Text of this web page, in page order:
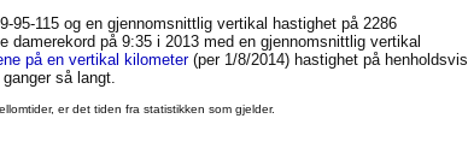
95-115 og en gjennomsnittlig vertikal hastighet på 2286
damerekord på 9:35 i 2013 med en gjennomsnittlig vertikal
på en vertikal kilometer(per 1/8/2014) hastighet på henholdsvis
så langt.
er det tiden fra statistikken som gjelder.